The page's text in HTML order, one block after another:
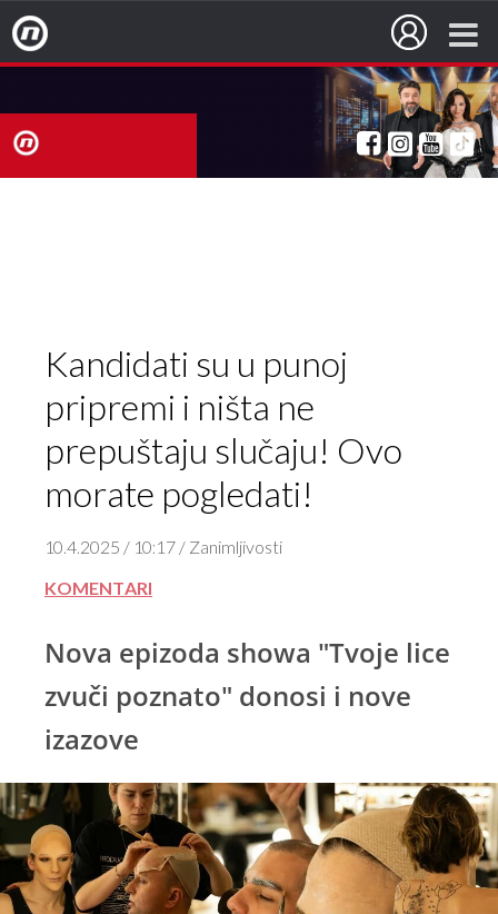
Nova TV
Kandidati su u punoj
pripremi i ništa ne
prepuštaju slučaju! Ovo
morate pogledati!
10.4.2025 / 10:17 / Zanimljivosti
KOMENTARI
Nova epizoda showa "Tvoje lice
zvuči poznato" donosi i nove
izazove